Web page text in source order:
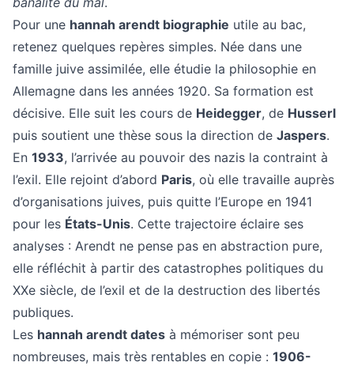
Pour une hannah arendt biographie utile au bac,
retenez quelques repères simples. Née dans une
famille juive assimilée, elle étudie la philosophie en
Allemagne dans les années 1920. Sa formation est
décisive. Elle suit les cours de Heidegger, de Husserl
puis soutient une thèse sous la direction de Jaspers.
En 1933, l’arrivée au pouvoir des nazis la contraint à
l’exil. Elle rejoint d’abord Paris, où elle travaille auprès
d’organisations juives, puis quitte l’Europe en 1941
pour les États-Unis. Cette trajectoire éclaire ses
analyses : Arendt ne pense pas en abstraction pure,
elle réfléchit à partir des catastrophes politiques du
XXe siècle, de l’exil et de la destruction des libertés
publiques.
Les hannah arendt dates à mémoriser sont peu
nombreuses, mais très rentables en copie : 1906-